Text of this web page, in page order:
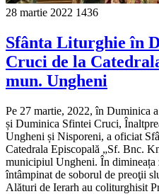
28 martie 2022 1436
Sfânta Liturghie în
Cruci de la
mun. Ungheni
Pe 27 martie, 2022, în Duminica
și Duminica Sfintei Cruci,
Ungheni și Nisporeni, a oficiat
Catedrala Episcopală „Sf. Bnc.
municipiul Ungheni. În dimineața
întâmpinat de soborul de preoţii
Alături de Ierarh au coliturghisit